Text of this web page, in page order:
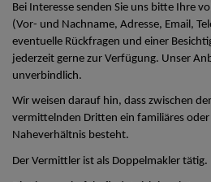
Bei Interesse senden Sie uns bitte Ihre
(Vor- und Nachname, Adresse, Email,
eventuelle Rückfragen und einer
jederzeit gerne zur Verfügung. Unser
unverbindlich.
Wir weisen darauf hin, dass zwischen
vermittelnden Dritten ein familiäres
Naheverhältnis besteht.
Der Vermittler ist als Doppelmakler tätig.